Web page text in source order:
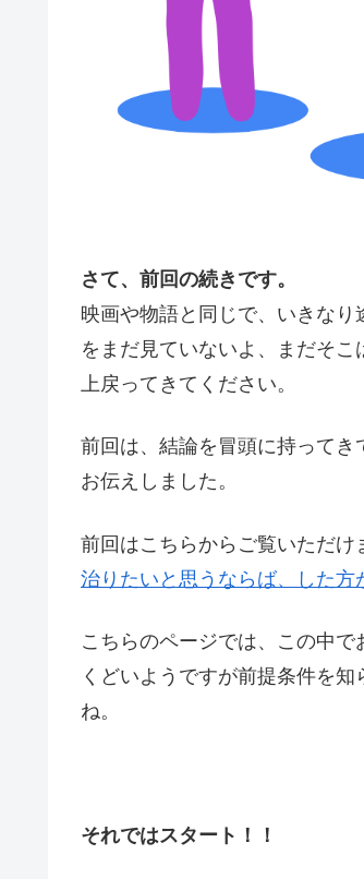
さて、前回の続きです。
映画や物語と同じで、いきな
をまだ見ていないよ、まだそ
上戻ってきてください。
前回は、結論を冒頭に持って
お伝えしました。
前回はこちらからご覧いただけ
治りたいと思うならば、した
こちらのページでは、この中で
くどいようですが前提条件を
ね。
それではスタート！！